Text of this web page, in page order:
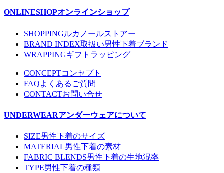
ONLINESHOPオンラインショップ
SHOPPINGルカノールストアー
BRAND INDEX取扱い男性下着ブランド
WRAPPINGギフトラッピング
CONCEPTコンセプト
FAQよくあるご質問
CONTACTお問い合せ
UNDERWEARアンダーウェアについて
SIZE男性下着のサイズ
MATERIAL男性下着の素材
FABRIC BLENDS男性下着の生地混率
TYPE男性下着の種類